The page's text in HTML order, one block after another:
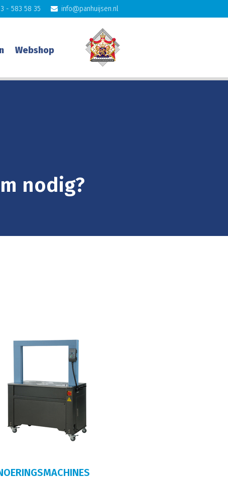
- 583 58 35 info@panhuijsen.nl
Webshop
nodig?